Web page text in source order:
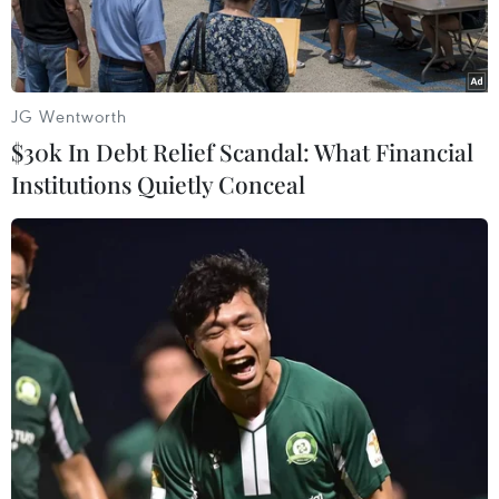
Ứng cử viên thủ tướng của SPD, Bộ trưởng Tài chính Olaf Scholz.
(Nguồn: vestnikkavkaza)
Theo phóng viên TTXVN tại Berlin, đảng Dân
chủ Xã hội Đức (SPD) đang tiếp tục có những
dấu hiệu khởi sắc trước thềm cuộc bầu cử Quốc
hội dự kiến diễn ra vào ngày 26/9 tới.
JG Wentworth
$30k In Debt Relief Scandal: What Financial
Institutions Quietly Conceal